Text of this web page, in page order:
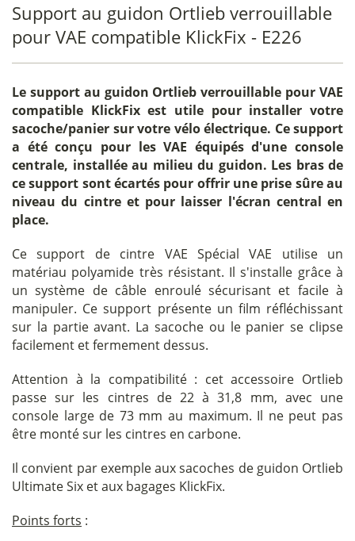
Support au guidon Ortlieb verrouillable
pour VAE compatible KlickFix - E226
Le support au guidon Ortlieb verrouillable pour VAE
compatible KlickFixest utile pour installer votre
sacoche/panier sur votre vélo électrique. Ce support
a été conçu pour les VAE équipés d'une console
centrale, installée au milieu du guidon. Les bras de
ce support sont écartés pour offrir une prise sûre au
niveau du cintre et pour laisser l'écran central en
place.
Ce support de cintre VAE Spécial VAE utilise un
matériau polyamide très résistant. Il s'installe grâce à
un système de câble enroulé sécurisant et facile à
manipuler. Ce support présente un film réfléchissant
sur la partie avant. La sacoche ou le panier se clipse
facilement et fermement dessus.
Attention à la compatibilité : cet accessoire Ortlieb
passe sur les cintres de 22 à 31,8 mm, avec une
console large de 73 mm au maximum. Il ne peut pas
être monté sur les cintres en carbone.
Il convient par exemple aux sacoches de guidon Ortlieb
Ultimate Six et aux bagages KlickFix.
Points forts :